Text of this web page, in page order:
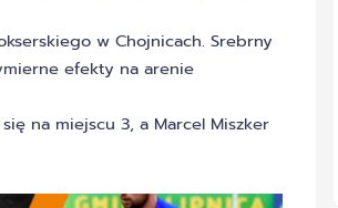
w Chojnicach. Srebrny
efekty na arenie
na miejscu 3, a Marcel Miszker